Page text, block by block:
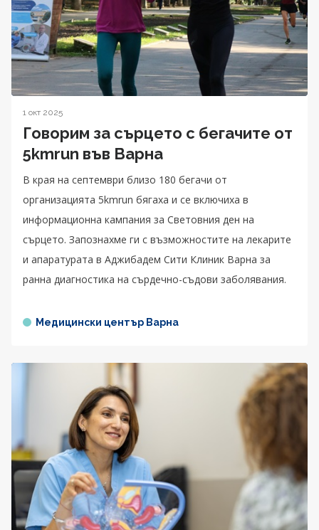
1 окт 2025
Говорим за сърцето с бегачите от
5kmrun във Варна
В края на септември близо 180 бегачи от
организацията 5kmrun бягаха и се включиха в
информационна кампания за Световния ден на
сърцето. Запознахме ги с възможностите на лекарите
и апаратурата в Аджибадем Сити Клиник Варна за
ранна диагностика на сърдечно-съдови заболявания.
Медицински център Варна